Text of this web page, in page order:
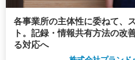
各事業所の主体性に委ねて、
ト。記録・情報共有方法の改
る対応へ